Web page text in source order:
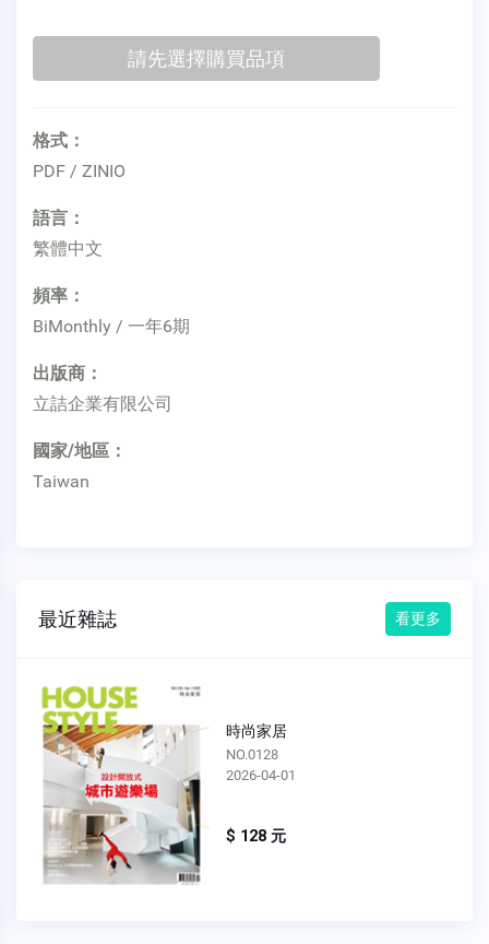
格式：
PDF / ZINIO
語言：
繁體中文
頻率：
BiMonthly / 一年6期
出版商：
立詰企業有限公司
國家/地區：
Taiwan
最近雜誌 看更多
時尚家居
NO.0128
2026-04-01
$ 128 元